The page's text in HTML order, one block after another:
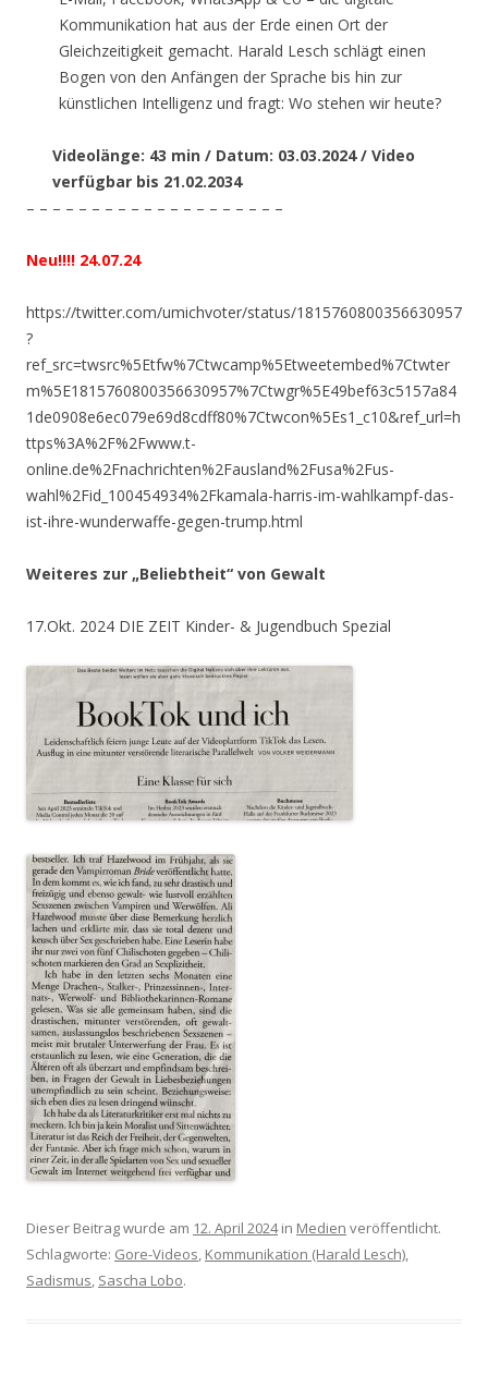
Kommunikation hat aus der Erde einen Ort der
Gleichzeitigkeit gemacht. Harald Lesch schlägt einen
Bogen von den Anfängen der Sprache bis hin zur
künstlichen Intelligenz und fragt: Wo stehen wir heute?
Videolänge: 43 min / Datum: 03.03.2024 / Video
verfügbar bis 21.02.2034
– – – – – – – – – – – – – – – – – – – –
Neu!!!! 24.07.24
https://twitter.com/umichvoter/status/1815760800356630957
?
ref_src=twsrc%5Etfw%7Ctwcamp%5Etweetembed%7Ctwter
m%5E1815760800356630957%7Ctwgr%5E49bef63c5157a84
1de0908e6ec079e69d8cdff80%7Ctwcon%5Es1_c10&ref_url=h
ttps%3A%2F%2Fwww.t-
online.de%2Fnachrichten%2Fausland%2Fusa%2Fus-
wahl%2Fid_100454934%2Fkamala-harris-im-wahlkampf-das-
ist-ihre-wunderwaffe-gegen-trump.html
Weiteres zur „Beliebtheit“ von Gewalt
17.Okt. 2024 DIE ZEIT Kinder- & Jugendbuch Spezial
Dieser Beitrag wurde am 12. April 2024in Medien veröffentlicht.
Schlagworte: Gore-Videos, Kommunikation (Harald Lesch),
Sadismus, Sascha Lobo.